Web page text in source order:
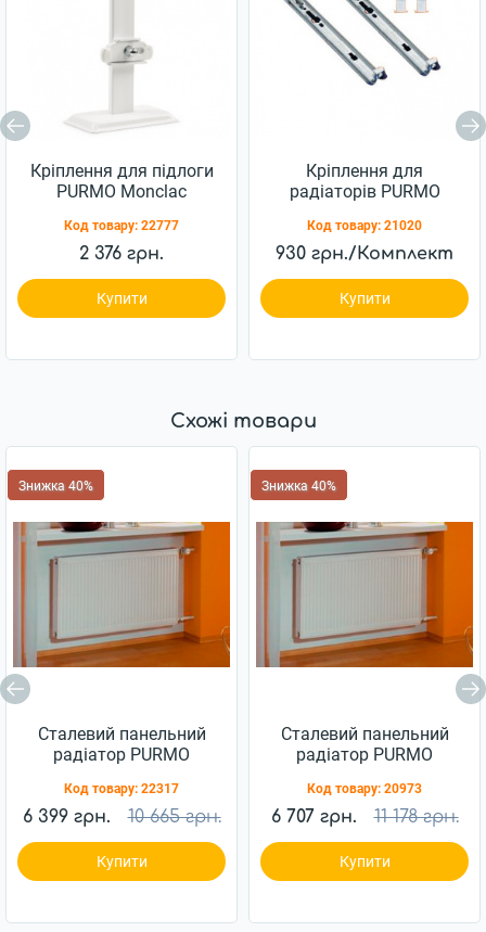
Кріплення для підлоги
PURMO Monclac
для панельних
радіаторів
Код товару: 22777
2 376 грн.
Купити
Кріплення для
радіаторів PURMO
Код товару: 21020
930 грн./Комплект
Купити
Схожі товари
Знижка 40%
Сталевий панельний
радіатор PURMO
Код товару: 22317
6 399 грн. 10 665 грн.
Купити
Знижка 40%
Сталевий панельний
радіатор PURMO
Код товару: 20973
6 707 грн. 11 178 грн.
Купити